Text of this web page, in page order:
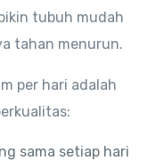
tubuh mudah
tahan menurun.
per hari adalah
sama setiap hari